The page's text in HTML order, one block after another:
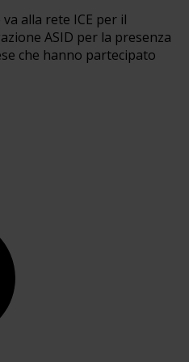
alla rete ICE per il
ASID per la presenza
che hanno partecipato